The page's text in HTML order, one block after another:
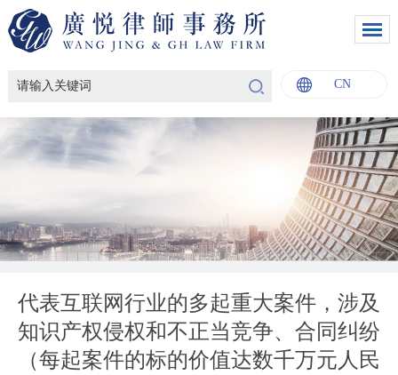
CN
中文
Italiano
Français
代表互联网行业的多起重大案件，涉及
知识产权侵权和不正当竞争、合同纠纷
（每起案件的标的价值达数千万元人民